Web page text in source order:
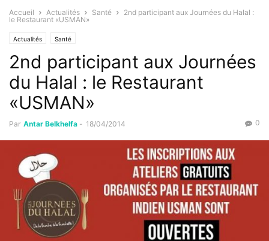
Accueil Actualités Santé
2nd participant aux Journées du Halal :
le Restaurant «USMAN»
Actualités Santé
2nd participant aux Journées
du Halal : le Restaurant
«USMAN»
Par Antar Belkhelfa - 18/04/2014 0